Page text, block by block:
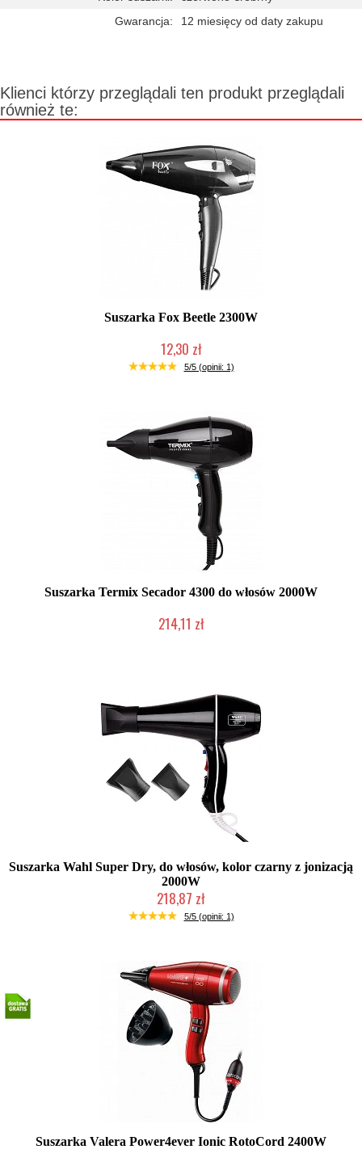
Gwarancja:
12 miesięcy od daty zakupu
Klienci którzy przeglądali ten produkt przeglądali
również te:
Suszarka Fox Beetle 2300W
12,30 zł
Produkt wycofany
5/5 (opinii: 1)
Suszarka Termix Secador 4300 do włosów 2000W
214,11 zł
Suszarka Wahl Super Dry, do włosów, kolor czarny z jonizacją
2000W
218,87 zł
Produkt wycofany
5/5 (opinii: 1)
Suszarka Valera Power4ever Ionic RotoCord 2400W